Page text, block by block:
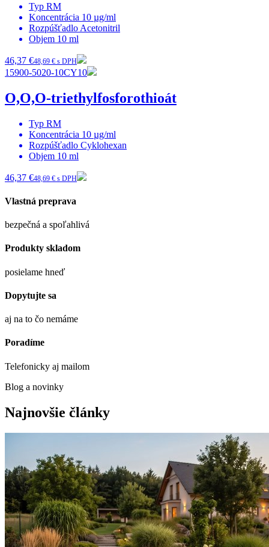
Typ RM
Koncentrácia 10 µg/ml
Rozpúšťadlo Acetonitril
Objem 10 ml
46,37 €48,69 € s DPH
15900-5020-10CY10
O,O,O-triethylfosforothioát
Typ RM
Koncentrácia 10 µg/ml
Rozpúšťadlo Cyklohexan
Objem 10 ml
46,37 €48,69 € s DPH
Vlastná preprava
bezpečná a spoľahlivá
Produkty skladom
posielame hneď
Dopytujte sa
aj na to čo nemáme
Poradíme
Telefonicky aj mailom
Blog a novinky
Najnovšie články